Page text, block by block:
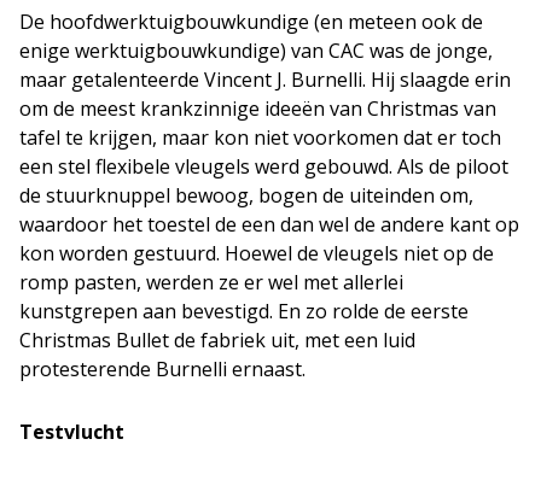
De hoofdwerktuigbouwkundige (en meteen ook de
enige werktuigbouwkundige) van CAC was de jonge,
maar getalenteerde Vincent J. Burnelli. Hij slaagde erin
om de meest krankzinnige ideeën van Christmas van
tafel te krijgen, maar kon niet voorkomen dat er toch
een stel flexibele vleugels werd gebouwd. Als de piloot
de stuurknuppel bewoog, bogen de uiteinden om,
waardoor het toestel de een dan wel de andere kant op
kon worden gestuurd. Hoewel de vleugels niet op de
romp pasten, werden ze er wel met allerlei
kunstgrepen aan bevestigd. En zo rolde de eerste
Christmas Bullet de fabriek uit, met een luid
protesterende Burnelli ernaast.
Testvlucht